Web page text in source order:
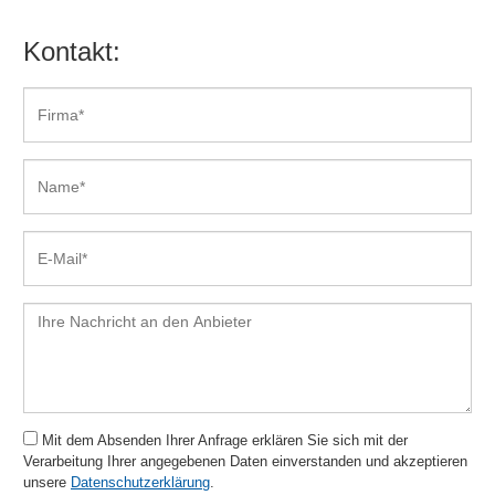
Lieferadressen
Lieferantenbestellungen
Lieferantenmanagement
Lieferscheine
Mandantenfähig
Marketingtools
Mehrsprachigkeit
Offene Posten Verwaltung
Online-Abofunktionen
Projektzeiterfassung
Provisionen
Kontakt:
Mit dem Absenden Ihrer Anfrage erklären Sie sich mit der
Verarbeitung Ihrer angegebenen Daten einverstanden und akzeptieren
unsere Datenschutzerklärung.